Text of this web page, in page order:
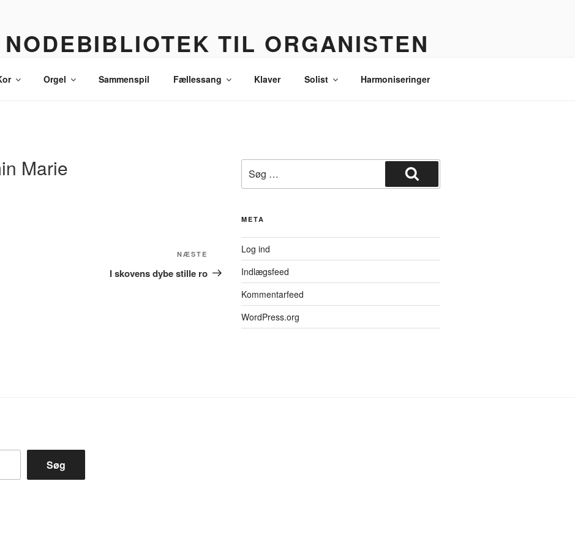
TIL ORGANISTEN
Orgel Sammenspil Fællessang Klaver Solist Harmoniseringer
Marie
indlæg
NÆSTE
I skovens dybe stille ro
efter:
Søg
META
Log ind
Indlægsfeed
Kommentarfeed
WordPress.org
Søg